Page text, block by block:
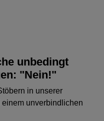
unbedingt
"Nein!"
in unserer
unverbindlichen